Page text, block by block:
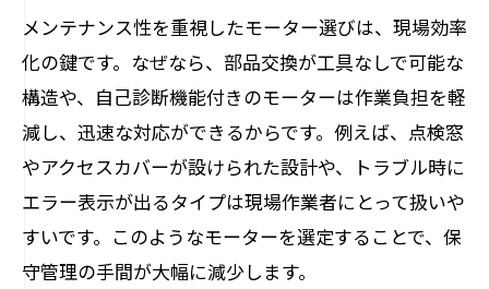
メンテナンス性を重視したモーター選びは、現場効率
化の鍵です。なぜなら、部品交換が工具なしで可能な
構造や、自己診断機能付きのモーターは作業負担を軽
減し、迅速な対応ができるからです。例えば、点検窓
やアクセスカバーが設けられた設計や、トラブル時に
エラー表示が出るタイプは現場作業者にとって扱いや
すいです。このようなモーターを選定することで、保
守管理の手間が大幅に減少します。